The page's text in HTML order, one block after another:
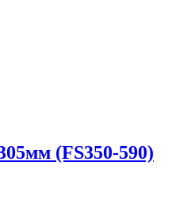
(FS350-590)